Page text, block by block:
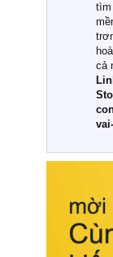
1.
hồi
cột
tìm
cả